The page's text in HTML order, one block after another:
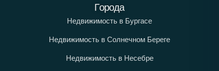
Города
Недвижимость в Бургасе
Недвижимость в Солнечном Береге
Недвижимость в Несебре